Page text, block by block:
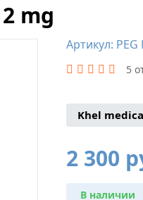
mg
Артикул: PEG
5
Khel
2 300
В наличии